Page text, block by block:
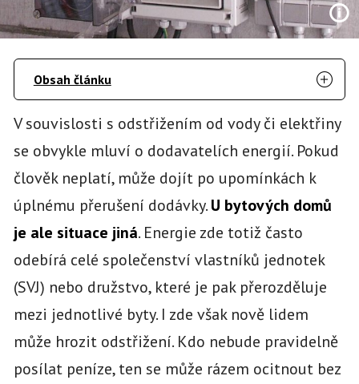
Obsah článku
V souvislosti s odstřižením od vody či elektřiny
se obvykle mluví o dodavatelích energií. Pokud
člověk neplatí, může dojít po upomínkách k
úplnému přerušení dodávky.U bytových domů
je ale situace jiná. Energie zde totiž často
odebírá celé společenství vlastníků jednotek
(SVJ) nebo družstvo, které je pak přerozděluje
mezi jednotlivé byty. I zde však nově lidem
může hrozit odstřižení. Kdo nebude pravidelně
posílat peníze, ten se může rázem ocitnout bez